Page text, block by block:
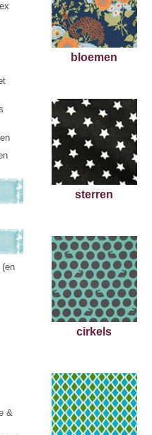
(en
&
bloemen
sterren
cirkels